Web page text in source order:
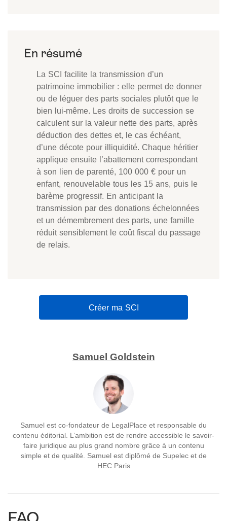
La SCI facilite la transmission d’un
patrimoine immobilier : elle permet de donner
ou de léguer des parts sociales plutôt que le
bien lui-même. Les droits de succession se
calculent sur la valeur nette des parts, après
déduction des dettes et, le cas échéant,
d’une décote pour illiquidité. Chaque héritier
applique ensuite l’abattement correspondant
à son lien de parenté, 100 000 € pour un
enfant, renouvelable tous les 15 ans, puis le
barème progressif. En anticipant la
transmission par des donations échelonnées
et un démembrement des parts, une famille
réduit sensiblement le coût fiscal du passage
de relais.
Créer ma SCI
Samuel Goldstein
Samuel est co-fondateur de LegalPlace et responsable du
contenu éditorial. L’ambition est de rendre accessible le savoir-
faire juridique au plus grand nombre grâce à un contenu
simple et de qualité. Samuel est diplômé de Supelec et de
HEC Paris